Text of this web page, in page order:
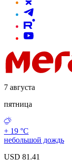
7 августа
пятница
+ 19 °С
небольшой дождь
USD 81.41